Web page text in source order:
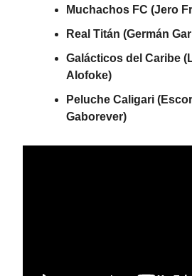
Muchachos FC (Jero
Real Titán (Germán
Galácticos del Caribe
Alofoke)
Peluche Caligari
Gaborever)